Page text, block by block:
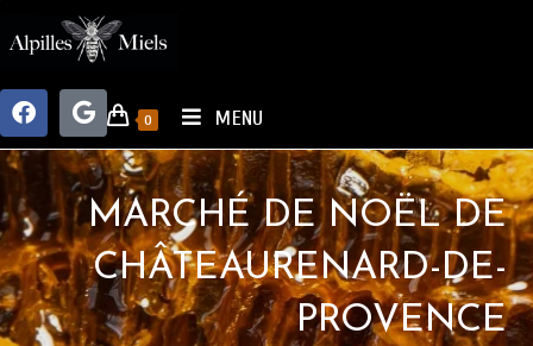
0 MENU
MARCHÉ DE NOËL DE
CHÂTEAURENARD-DE-
PROVENCE